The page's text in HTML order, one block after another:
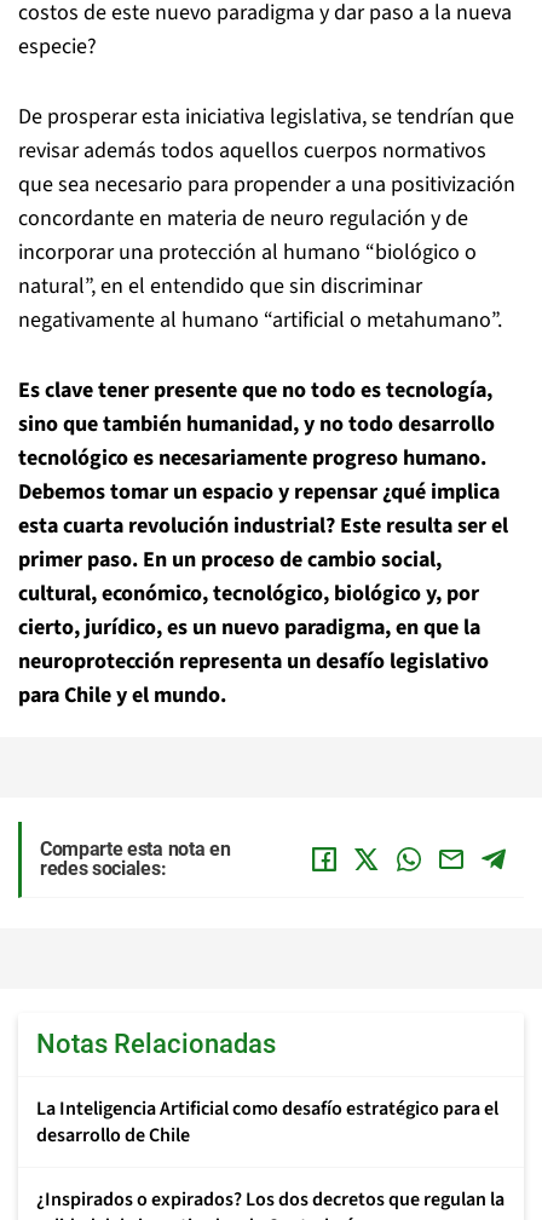
costos de este nuevo paradigma y dar paso a la nueva
especie?
De prosperar esta iniciativa legislativa, se tendrían que
revisar además todos aquellos cuerpos normativos
que sea necesario para propender a una positivización
concordante en materia de neuro regulación y de
incorporar una protección al humano “biológico o
natural”, en el entendido que sin discriminar
negativamente al humano “artificial o metahumano”.
Es clave tener presente que no todo es tecnología,
sino que también humanidad, y no todo desarrollo
tecnológico es necesariamente progreso humano.
Debemos tomar un espacio y repensar ¿qué implica
esta cuarta revolución industrial? Este resulta ser el
primer paso. En un proceso de cambio social,
cultural, económico, tecnológico, biológico y, por
cierto, jurídico, es un nuevo paradigma, en que la
neuroprotección representa un desafío legislativo
para Chile y el mundo.
Comparte esta nota en
redes sociales:
Notas Relacionadas
La Inteligencia Artificial como desafío estratégico para el
desarrollo de Chile
¿Inspirados o expirados? Los dos decretos que regulan la